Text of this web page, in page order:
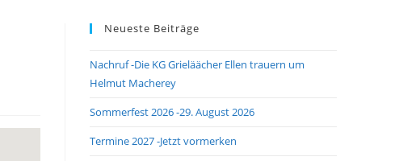
Neueste Beiträge
Nachruf -Die KG Grieläächer Ellen trauern um
Helmut Macherey
Sommerfest 2026 -29. August 2026
Termine 2027 -Jetzt vormerken